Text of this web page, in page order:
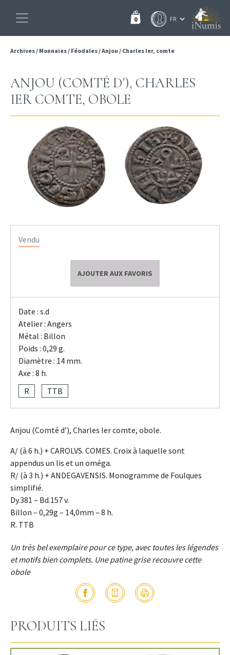
0
Archives/ Monnaies/ Féodales/Anjou / Charles Ier, comte
ANJOU (COMTÉ D’), CHARLES
IER COMTE, OBOLE
Vendu
AJOUTER AUX FAVORIS
Date : s.d
Atelier : Angers
Métal : Billon
Poids : 0,29 g.
Diamètre : 14 mm.
Axe : 8 h.
R
TTB
Anjou (Comté d’), Charles Ier comte, obole.
A/ (à 6 h.) + CAROLVS. COMES. Croix à laquelle sont
appendus un lis et un oméga.
R/ (à 3 h.) + ANDEGAVENSIS. Monogramme de Foulques
simplifié.
Dy.381 – Bd.157 v.
Billon – 0,29g – 14,0mm – 8 h.
R. TTB
Un très bel exemplaire pour ce type, avec toutes les légendes
et motifs bien complets. Une patine grise recouvre cette
obole
PRODUITS LIÉS